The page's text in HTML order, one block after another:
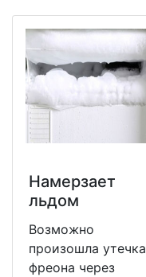
Намерзает
льдом
Возможно
произошла утечка
фреона через